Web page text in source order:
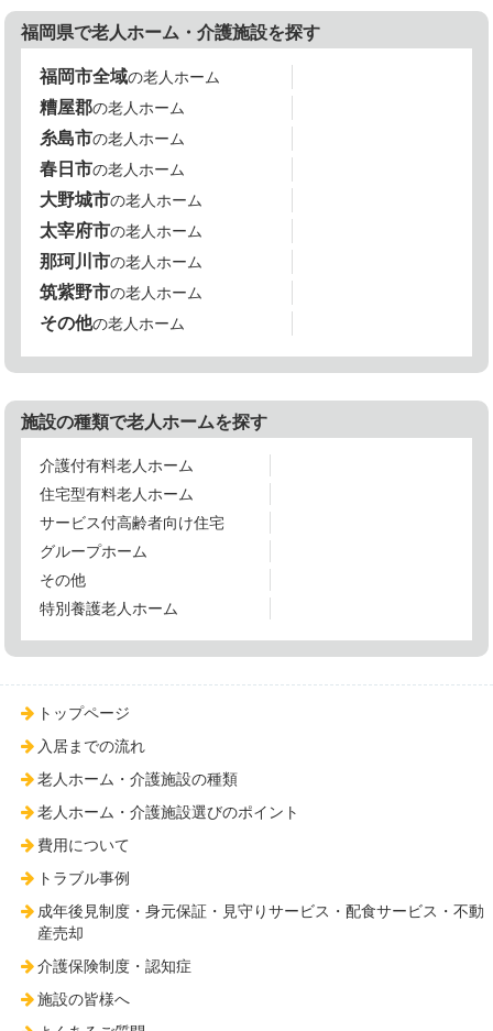
福岡県で老人ホーム・介護施設を探す
福岡市全域の老人ホーム
糟屋郡の老人ホーム
糸島市の老人ホーム
春日市の老人ホーム
大野城市の老人ホーム
太宰府市の老人ホーム
那珂川市の老人ホーム
筑紫野市の老人ホーム
その他の老人ホーム
施設の種類で老人ホームを探す
介護付有料老人ホーム
住宅型有料老人ホーム
サービス付高齢者向け住宅
グループホーム
その他
特別養護老人ホーム
トップページ
入居までの流れ
老人ホーム・介護施設の種類
老人ホーム・介護施設選びのポイント
費用について
トラブル事例
成年後見制度・身元保証・見守りサービス・配食サービス・不動
産売却
介護保険制度・認知症
施設の皆様へ